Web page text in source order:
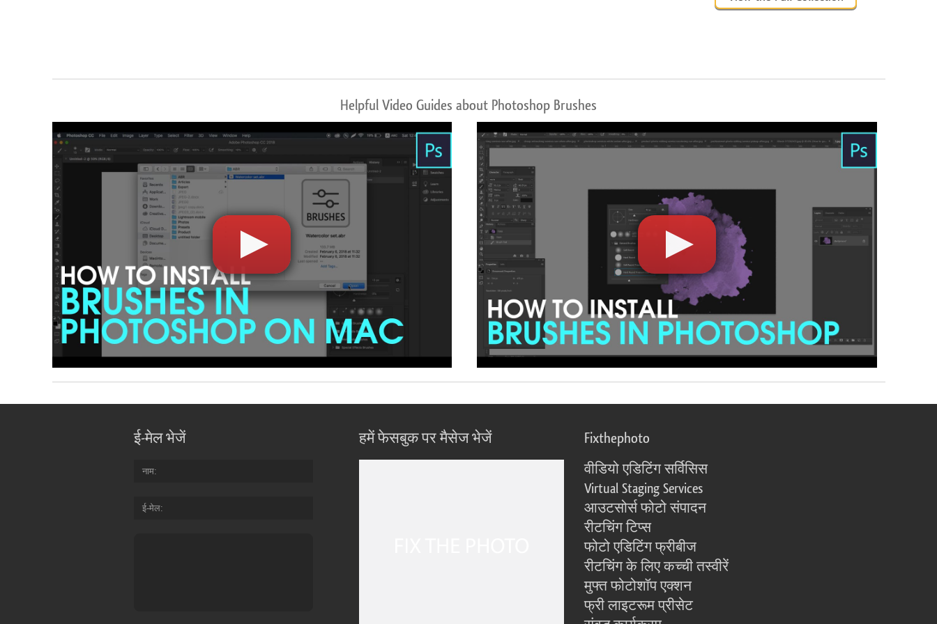
Helpful Video Guides about Photoshop Brushes
ई-मेल भेजें
नाम
ई-मेल
हमें फेसबुक पर मैसेज भेजें Fixthephoto
वीडियो एडिटिंग सर्विसिस
Virtual Staging Services
आउटसोर्स फोटो संपादन
रीटचिंग टिप्स
फोटो एडिटिंग फ्रीबीज
रीटचिंग के लिए कच्ची तस्वीरें
मुफ्त फोटोशॉप एक्शन
फ्री लाइटरूम प्रीसेट